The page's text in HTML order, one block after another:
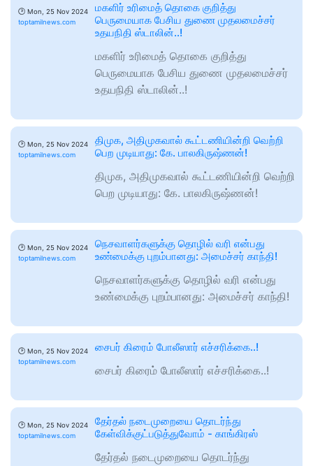
🕑 Mon, 25 Nov 2024
toptamilnews.com
மகளிர் உரிமைத் தொகை குறித்து
பெருமையாக பேசிய துணை முதலமைச்சர்
உதயநிதி ஸ்டாலின்..!
மகளிர் உரிமைத் தொகை குறித்து
பெருமையாக பேசிய துணை முதலமைச்சர்
உதயநிதி ஸ்டாலின்..!
🕑 Mon, 25 Nov 2024
toptamilnews.com
திமுக, அதிமுகவால் கூட்டணியின்றி வெற்றி
பெற முடியாது: கே. பாலகிருஷ்ணன்!
திமுக, அதிமுகவால் கூட்டணியின்றி வெற்றி
பெற முடியாது: கே. பாலகிருஷ்ணன்!
🕑 Mon, 25 Nov 2024
toptamilnews.com
நெசவாளர்களுக்கு தொழில் வரி என்பது
உண்மைக்கு புறம்பானது: அமைச்சர் காந்தி!
நெசவாளர்களுக்கு தொழில் வரி என்பது
உண்மைக்கு புறம்பானது: அமைச்சர் காந்தி!
🕑 Mon, 25 Nov 2024
toptamilnews.com
சைபர் கிரைம் போலீஸார் எச்சரிக்கை..!
சைபர் கிரைம் போலீஸார் எச்சரிக்கை..!
🕑 Mon, 25 Nov 2024
toptamilnews.com
தேர்தல் நடைமுறையை தொடர்ந்து
கேள்விக்குட்படுத்துவோம் - காங்கிரஸ்
தேர்தல் நடைமுறையை தொடர்ந்து